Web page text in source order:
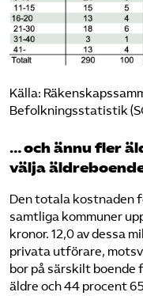
Källa:
Befolkningsstatistik
… och ännu fler
välja
Den totala kostnaden
samtliga kommuner
kronor. 12,0 av dessa
privata utförare,
bor på särskilt boende
äldre och 44 procent